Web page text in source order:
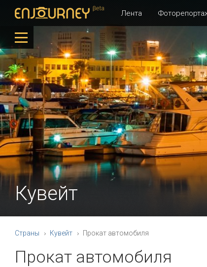
Лента
Кувейт
Страны Кувейт Прокат автомобиля
Прокат автомобиля